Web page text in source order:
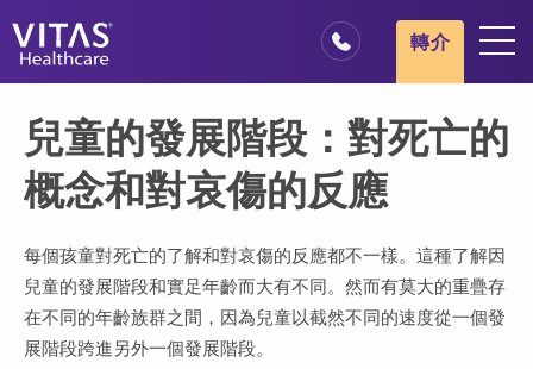
安寧療護基本概述
我們的服務
醫療服務專業人員
家庭與照顧者
轉介
兒童的發展階段：對死亡的
概念和對哀傷的反應
每個孩童對死亡的了解和對哀傷的反應都不一樣。這種了解因
兒童的發展階段和實足年齡而大有不同。然而有莫大的重疊存
在不同的年齡族群之間，因為兒童以截然不同的速度從一個發
展階段跨進另外一個發展階段。